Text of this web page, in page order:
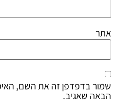
אתר
שמור בדפדפן זה את השם,
הבאה שאגיב.